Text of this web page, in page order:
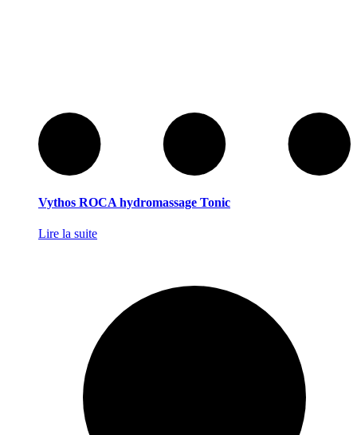
Vythos ROCA hydromassage Tonic
Lire la suite